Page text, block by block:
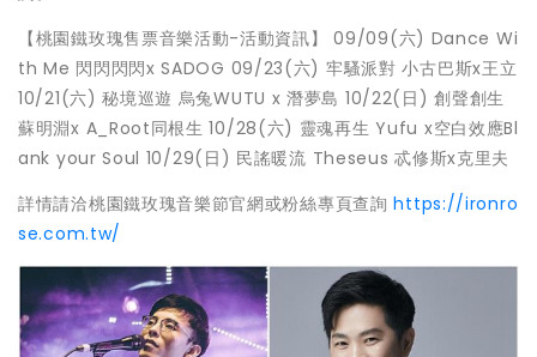
【桃園鐵玫瑰售票音樂活動-活動資訊】 09/09(六) Dance Wi
th Me 閃閃閃閃x SADOG 09/23(六) 牢騷派對 小古巴斯x王立
10/21(六) 秘境巡遊 烏兔WUTU x 潛夢島 10/22(日) 創聲創生
蘇明淵x A_Root同根生 10/28(六) 靈魂再生 Yufu x空白效應Bl
ank your Soul 10/29(日) 民謠暖流 Theseus 忒修斯x克里夫
詳情請洽桃園鐵玫瑰音樂節官網或粉絲專頁查詢https://ironro
se.com.tw/